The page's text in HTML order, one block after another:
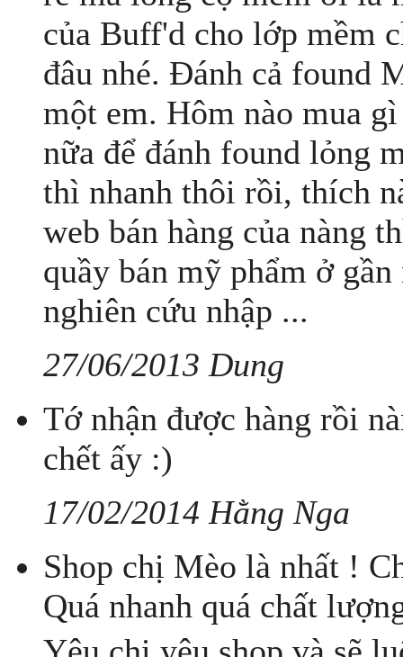
của Buff'd cho lớp mềm
đâu nhé. Đánh cả found
một em. Hôm nào mua
nữa để đánh found lỏng
thì nhanh thôi rồi, thích
web bán hàng của nàng
quầy bán mỹ phẩm ở
nghiên cứu nhập ...
27/06/2013 Dung
Tớ nhận được hàng rồi
chết ấy :)
17/02/2014 Hằng Nga
Shop chị Mèo là nhất !
Quá nhanh quá chất